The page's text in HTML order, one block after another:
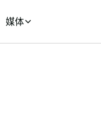
媒体